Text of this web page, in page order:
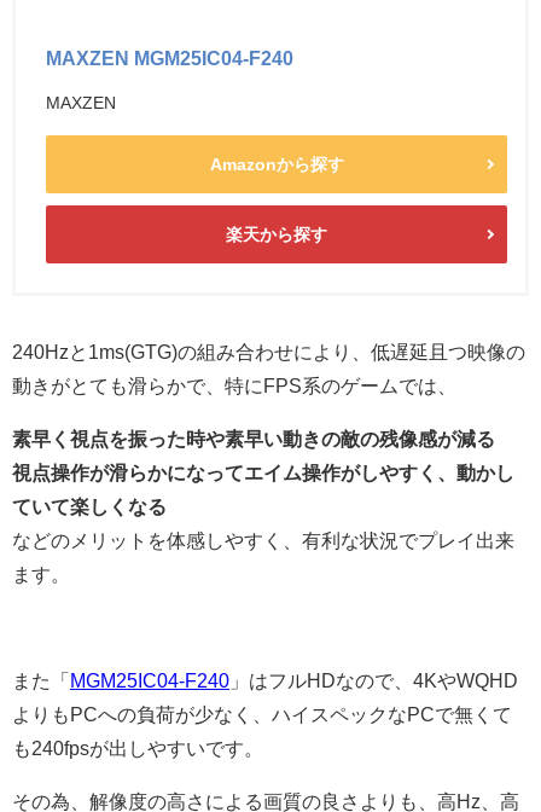
MAXZEN MGM25IC04-F240
MAXZEN
Amazonから探す
楽天から探す
240Hzと1ms(GTG)の組み合わせにより、低遅延且つ映像の
動きがとても滑らかで、特にFPS系のゲームでは、
素早く視点を振った時や素早い動きの敵の残像感が減る
視点操作が滑らかになってエイム操作がしやすく、動かし
ていて楽しくなる
などのメリットを体感しやすく、有利な状況でプレイ出来
ます。
また「MGM25IC04-F240 」はフルHDなので、4KやWQHD
よりもPCへの負荷が少なく、ハイスペックなPCで無くて
も240fpsが出しやすいです。
その為、解像度の高さによる画質の良さよりも、高Hz、高